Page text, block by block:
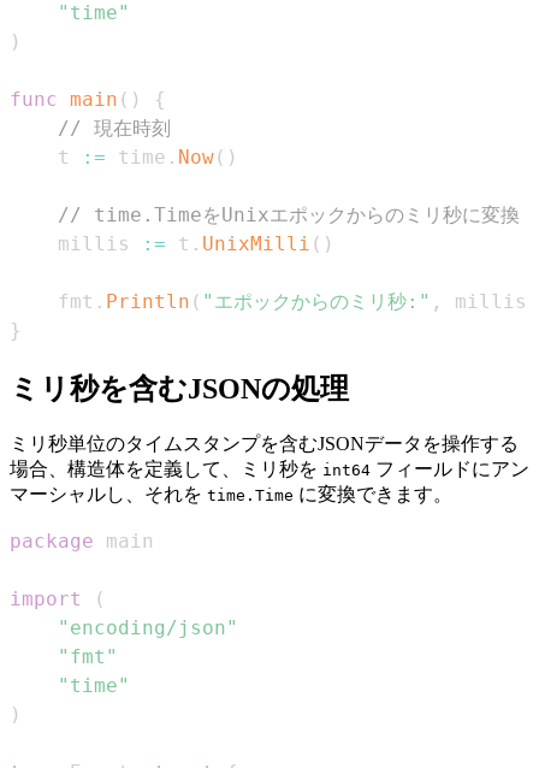
"time"
)
func main ( )
{
// 現在時刻
    t
:= time . Now( )
// time.TimeをUnixエポックからのミリ秒に変換
    millis
:= t . UnixMilli ( )
    fmt
. Println ( "エポックからのミリ秒:" , millis
}
ミリ秒を含むJSONの処理
ミリ秒単位のタイムスタンプを含むJSONデータを操作する
場合、構造体を定義して、ミリ秒を int64 フィールドにアン
マーシャルし、それを time.Time に変換できます。
package
import
(
"encoding/json"
"fmt"
"time"
)